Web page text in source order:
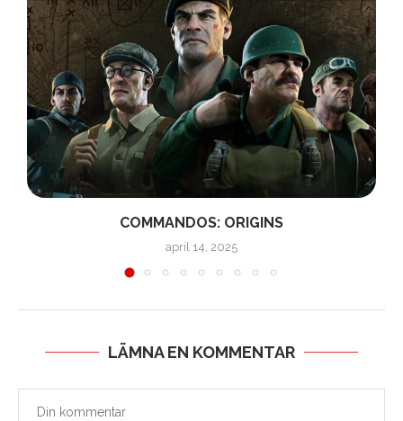
COMMANDOS: ORIGINS
april 14, 2025
LÄMNA EN KOMMENTAR